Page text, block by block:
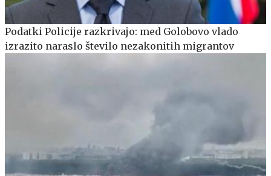
Podatki Policije razkrivajo: med Golobovo vlado
izrazito naraslo število nezakonitih migrantov